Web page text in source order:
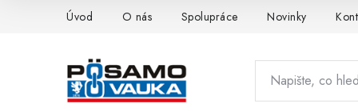
Úvod O nás Spolupráce Novinky